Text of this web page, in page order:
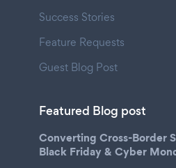
Success Stories
Feature Requests
Guest Blog Post
Featured Blog post
Converting Cross-Border
Black Friday & Cyber